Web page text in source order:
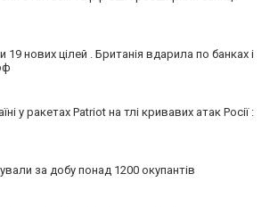
19 нових цілей . Британія вдарила по банках і
у ракетах Patriot на тлі кривавих атак Росії :
за добу понад 1200 окупантів